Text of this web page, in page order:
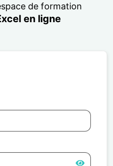
de formation
en ligne